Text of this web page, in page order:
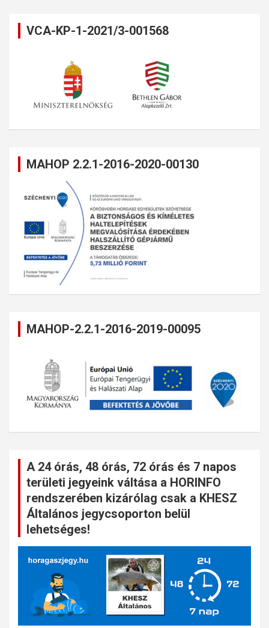
VCA-KP-1-2021/3-001568
MAHOP 2.2.1-2016-2020-00130
MAHOP-2.2.1-2016-2019-00095
A 24 órás, 48 órás, 72 órás és 7 napos
területi jegyeink váltása a HORINFO
rendszerében kizárólag csak a KHESZ
Általános jegycsoporton belül
lehetséges!